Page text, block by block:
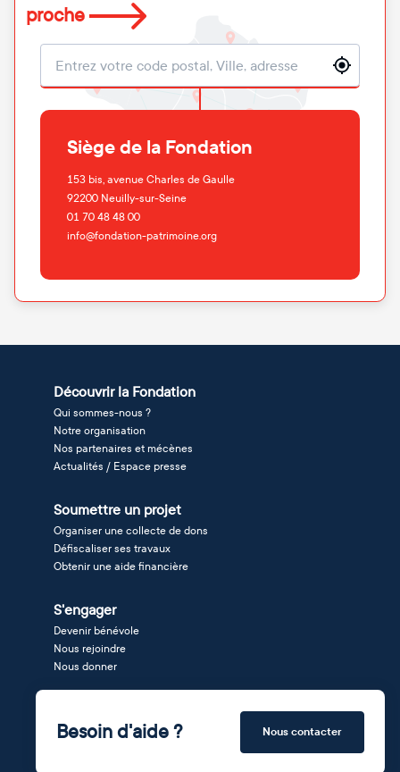
proche
Localisation
Siège de la Fondation
153 bis, avenue Charles de Gaulle
92200 Neuilly-sur-Seine
01 70 48 48 00
info@fondation-patrimoine.org
Découvrir la Fondation
Qui sommes-nous ?
Notre organisation
Nos partenaires et mécènes
Actualités / Espace presse
Soumettre un projet
Organiser une collecte de dons
Défiscaliser ses travaux
Obtenir une aide financière
S'engager
Devenir bénévole
Nous rejoindre
Nous donner
Besoin d'aide ? Nous contacter